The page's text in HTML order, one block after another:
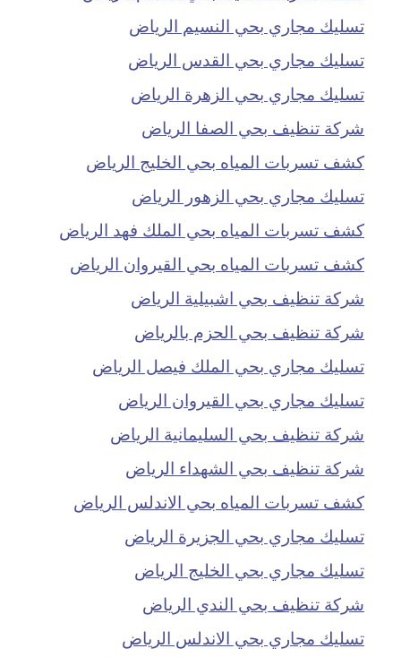
تسليك مجاري بحي النسيم الرياض
تسليك مجاري بحي القدس الرياض
تسليك مجاري بحي الزهرة الرياض
شركة تنظيف بحي الصفا الرياض
كشف تسربات المياه بحي الخليج الرياض
تسليك مجاري بحي الزهور الرياض
كشف تسربات المياه بحي الملك فهد الرياض
كشف تسربات المياه بحي القيروان الرياض
شركة تنظيف بحي اشبيلية الرياض
شركة تنظيف بحي الحزم بالرياض
تسليك مجاري بحي الملك فيصل الرياض
تسليك مجاري بحي القيروان الرياض
شركة تنظيف بحي السليمانية الرياض
شركة تنظيف بحي الشهداء الرياض
كشف تسربات المياه بحي الاندلس الرياض
تسليك مجاري بحي الجزيرة الرياض
تسليك مجاري بحي الخليج الرياض
شركة تنظيف بحي الندي الرياض
تسليك مجاري بحي الاندلس الرياض